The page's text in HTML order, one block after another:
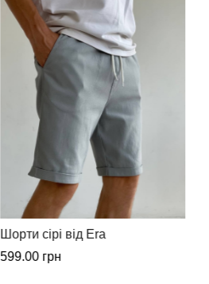
Шорти спортивні бежеві від
Era